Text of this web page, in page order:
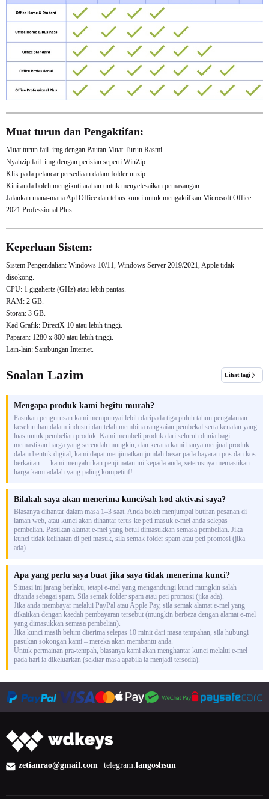
Muat turun dan Pengaktifan:
Muat turun fail .img dengan Pautan Muat Turun Rasmi
Nyahzip fail .img dengan perisian seperti WinZip.
Klik pada pelancar persediaan dalam folder unzip.
Kini anda boleh mengikuti arahan untuk menyelesaikan pemasangan.
Jalankan mana-mana Apl Office dan tebus kunci untuk mengaktifkan Microsoft Office
2021 Professional Plus.
Keperluan Sistem:
Sistem Pengendalian: Windows 10/11, Windows Server 2019/2021, Apple tidak
disokong.
CPU: 1 gigahertz (GHz) atau lebih pantas.
RAM: 2 GB.
Storan: 3 GB.
Kad Grafik: DirectX 10 atau lebih tinggi.
Paparan: 1280 x 800 atau lebih tinggi.
Lain-lain: Sambungan Internet.
Soalan Lazim Lihat lagi
Mengapa produk kami begitu murah?
Pasukan pengurusan kami mempunyai lebih daripada tiga puluh tahun pengalaman
keseluruhan dalam industri dan telah membina rangkaian pembekal serta kenalan yang
luas untuk pembelian produk. Kami membeli produk dari seluruh dunia bagi
memastikan harga yang serendah mungkin, dan kerana kami hanya menjual produk
dalam bentuk digital, kami dapat menjimatkan jumlah besar pada bayaran pos dan kos
berkaitan — kami menyalurkan penjimatan ini kepada anda, seterusnya memastikan
harga kami adalah yang paling kompetitif!
Bilakah saya akan menerima kunci/sah kod aktivasi saya?
Biasanya dihantar dalam masa 1–3 saat. Anda boleh menjumpai butiran pesanan di
laman web, atau kunci akan dihantar terus ke peti masuk e-mel anda selepas
pembelian. Pastikan alamat e-mel yang betul dimasukkan semasa pembelian. Jika
kunci tidak kelihatan di peti masuk, sila semak folder spam atau peti promosi (jika
ada).
Apa yang perlu saya buat jika saya tidak menerima kunci?
Situasi ini jarang berlaku, tetapi e-mel yang mengandungi kunci mungkin salah
ditanda sebagai spam. Sila semak folder spam atau peti promosi (jika ada).
Jika anda membayar melalui PayPal atau Apple Pay, sila semak alamat e-mel yang
dikaitkan dengan kaedah pembayaran tersebut (mungkin berbeza dengan alamat e-mel
yang dimasukkan semasa pembelian).
Jika kunci masih belum diterima selepas 10 minit dari masa tempahan, sila hubungi
pasukan sokongan kami – mereka akan membantu anda.
Untuk permainan pra-tempah, biasanya kami akan menghantar kunci melalui e-mel
pada hari ia dikeluarkan (sekitar masa apabila ia menjadi tersedia).
zetianrao@gmail.com telegram:langoshsun